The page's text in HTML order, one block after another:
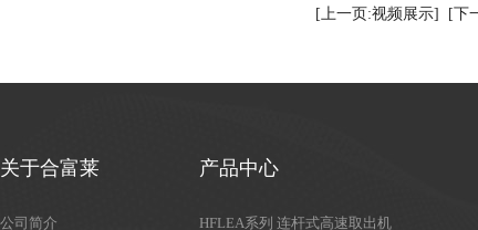
[上一页:视频展示] [下
关于合富莱
公司简介
产品中心
HFLEA系列 连杆式高速取出机